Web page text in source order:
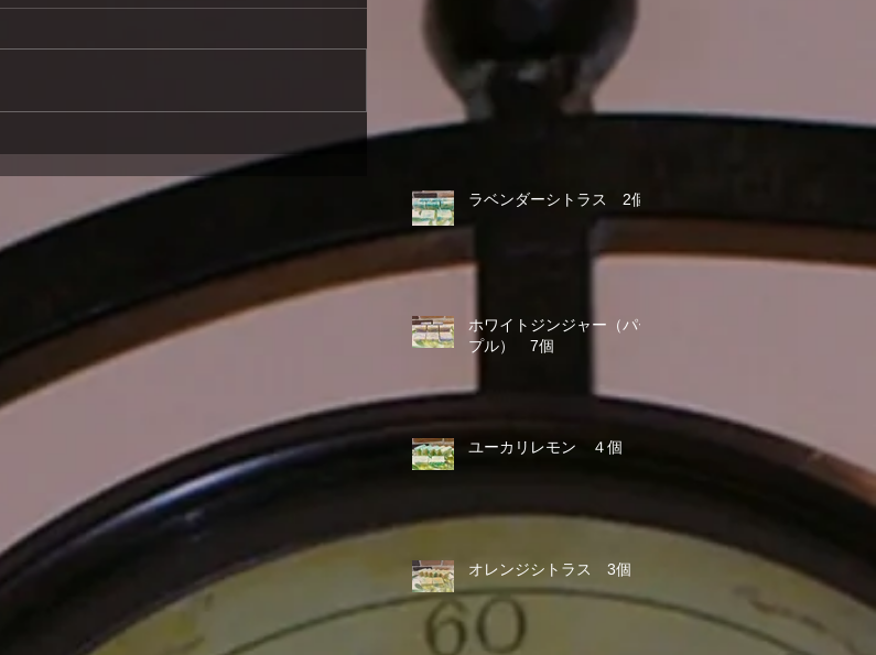
ラベンダーシトラス 2個
ホワイトジンジャー（パー
プル） 7個
ユーカリレモン ４個
オレンジシトラス 3個